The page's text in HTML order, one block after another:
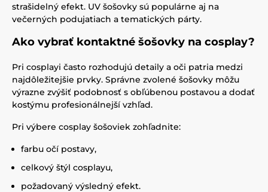
strašidelný efekt. UV šošovky sú populárne aj na
večerných podujatiach a tematických párty.
Ako vybrať kontaktné šošovky na cosplay?
Pri cosplayi často rozhodujú detaily a oči patria medzi
najdôležitejšie prvky. Správne zvolené šošovky môžu
výrazne zvýšiť podobnosť s obľúbenou postavou a dodať
kostýmu profesionálnejší vzhľad.
Pri výbere cosplay šošoviek zohľadnite:
farbu očí postavy,
celkový štýl cosplayu,
požadovaný výsledný efekt.